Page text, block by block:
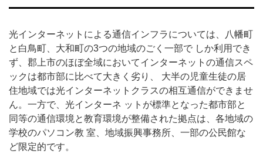
光インターネットによる通信インフラについては、八幡町
と白鳥町、大和町の3つの地域のごく一部で しか利用でき
ず、郡上市のほぼ全域においてインターネットの通信スペ
ックは都市部に比べて大きく劣り、 大半の児童生徒の居
住地域では光インターネットクラスの相互通信ができませ
ん。一方で、光インターネ ットが標準となった都市部と
同等の通信環境と教育環境が整備された拠点は、各地域の
学校のパソコン教 室、地域振興事務所、一部の公民館な
ど限定的です。